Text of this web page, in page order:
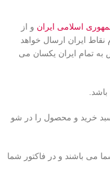
اسلامی ایران و از
ایران ارسال خواهد
تمام ایران یکسان می
خرید و محصول را در شو
می باشند و در فاکتور شما